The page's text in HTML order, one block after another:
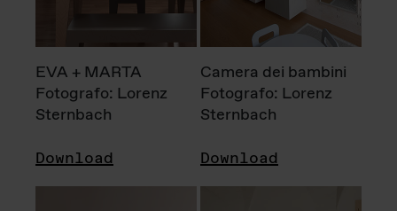
EVA + MARTA
Fotografo: Lorenz
Sternbach
Download
Camera dei bambini
Fotografo: Lorenz
Sternbach
Download